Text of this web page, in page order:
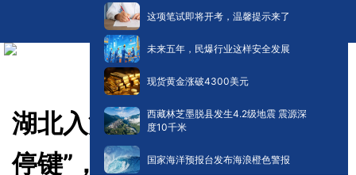
这项笔试即将开考，温馨提示来了
未来五年，民爆行业这样安全发展
现货黄金涨破4300美元
西藏林芝墨脱县发生4.2级地震 震源深
度10千米
国家海洋预报台发布海浪橙色警报
湖北入汛首轮强降雨按下“暂
停键”，未来一周将再度来袭